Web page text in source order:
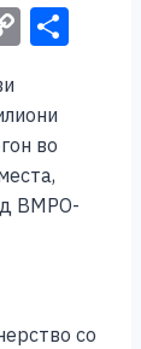
C
p
y
Li
n
во
ВМРО-
со